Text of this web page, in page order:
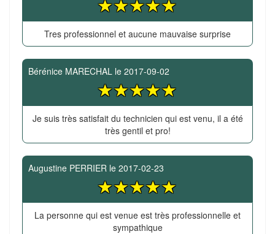
Tres professionnel et aucune mauvaise surprise
Bérénice MARECHAL le 2017-09-02
Je suis très satisfait du technicien qui est venu, il a été
très gentil et pro!
Augustine PERRIER le 2017-02-23
La personne qui est venue est très professionnelle et
sympathique